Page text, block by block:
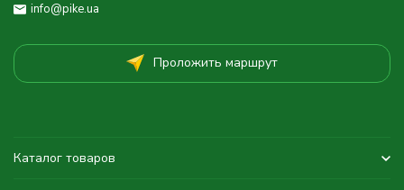
info@pike.ua
Проложить маршрут
Каталог товаров